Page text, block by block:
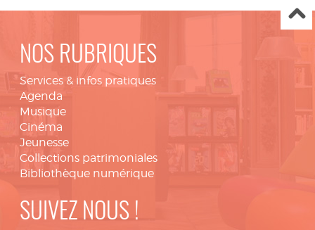
NOS RUBRIQUES
Services & infos pratiques
Agenda
Musique
Cinéma
Jeunesse
Collections patrimoniales
Bibliothèque numérique
SUIVEZ NOUS !